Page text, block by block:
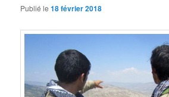
Publié le18 février 2018